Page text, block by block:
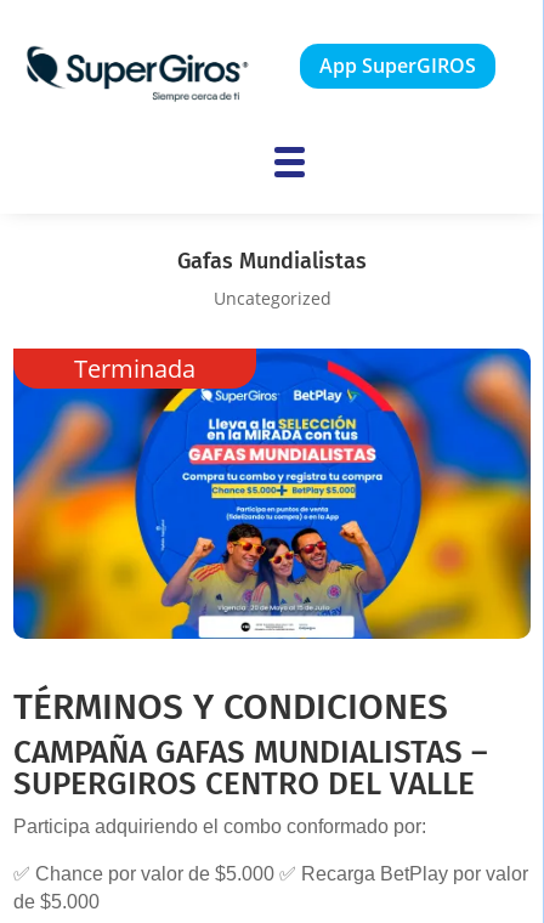
App SuperGIROS
Gafas Mundialistas
Uncategorized
Terminada
TÉRMINOS Y CONDICIONES
CAMPAÑA GAFAS MUNDIALISTAS –
SUPERGIROS CENTRO DEL VALLE
Participa adquiriendo el combo conformado por:
✅ Chance por valor de $5.000 ✅ Recarga BetPlay por valor
de $5.000